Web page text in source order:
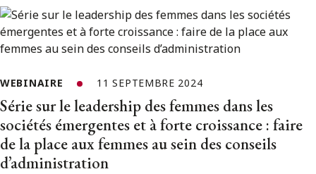
WEBINAIRE 11 SEPTEMBRE 2024
Série sur le leadership des femmes dans les
sociétés émergentes et à forte croissance : faire
de la place aux femmes au sein des conseils
d’administration